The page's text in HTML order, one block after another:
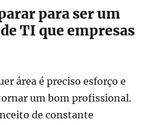
para ser um
TI que empresas
área é preciso esforço e
um bom profissional.
de constante